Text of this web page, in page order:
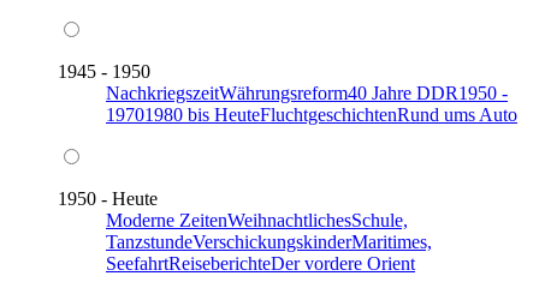
1945 - 1950
NachkriegszeitWährungsreform40 Jahre DDR1950 -
19701980 bis HeuteFluchtgeschichtenRund ums Auto
1950 - Heute
Moderne ZeitenWeihnachtlichesSchule,
TanzstundeVerschickungskinderMaritimes,
SeefahrtReiseberichteDer vordere Orient